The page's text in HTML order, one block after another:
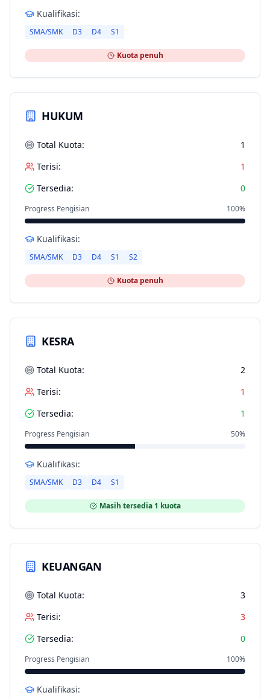
Kualifikasi:
SMA/SMK D3 D4 S1
Kuota penuh
HUKUM
Total Kuota:
1
Terisi:
1
Tersedia:
0
Progress Pengisian 100%
Kualifikasi:
SMA/SMK D3 D4 S1 S2
Kuota penuh
KESRA
Total Kuota:
2
Terisi:
1
Tersedia:
1
Progress Pengisian 50%
Kualifikasi:
SMA/SMK D3 D4 S1
Masih tersedia 1 kuota
KEUANGAN
Total Kuota:
3
Terisi:
3
Tersedia:
0
Progress Pengisian 100%
Kualifikasi: